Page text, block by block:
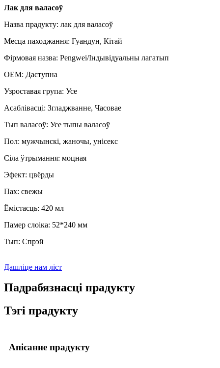
Лак для валасоў
Назва прадукту: лак для валасоў
Месца паходжання: Гуандун, Кітай
Фірмовая назва: Pengwei/Індывідуальны лагатып
OEM: Даступна
Узроставая група: Усе
Асаблівасці: Згладжванне, Часовае
Тып валасоў: Усе тыпы валасоў
Пол: мужчынскі, жаночы, унісекс
Сіла ўтрымання: моцная
Эфект: цвёрды
Пах: свежы
Ёмістасць: 420 мл
Памер слоіка: 52*240 мм
Тып: Спрэй
Дашліце нам ліст
Падрабязнасці прадукту
Тэгі прадукту
Апісанне прадукту